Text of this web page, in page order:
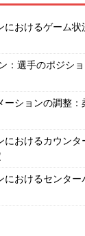
おけるゲーム状
：選手のポジシ
ションの調整：
おけるカウンタ
おけるセンター